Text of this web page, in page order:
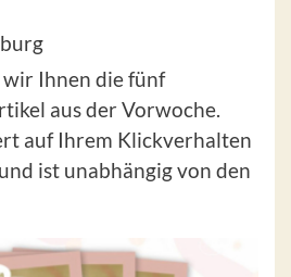
Ihnen die fünf
aus der Vorwoche.
auf Ihrem Klickverhalten
ist unabhängig von den